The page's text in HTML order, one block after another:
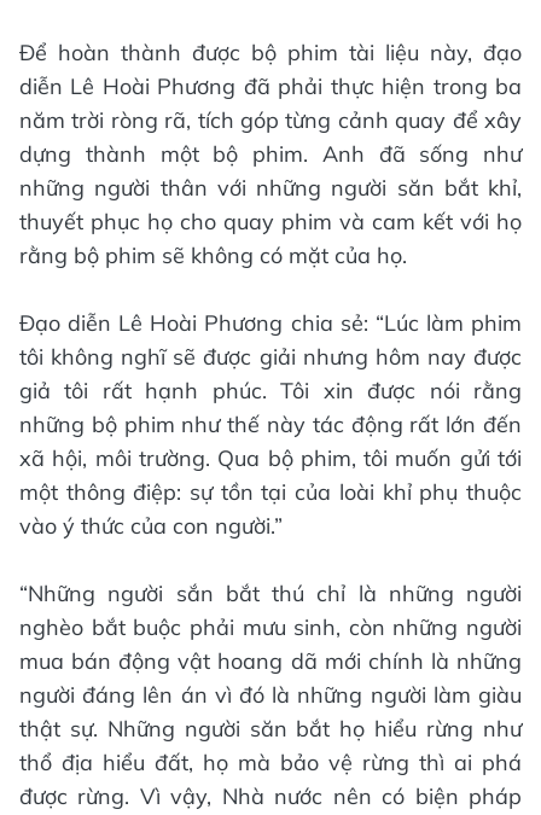
Để hoàn thành được bộ phim tài liệu này, đạo
diễn Lê Hoài Phương đã phải thực hiện trong ba
năm trời ròng rã, tích góp từng cảnh quay để xây
dựng thành một bộ phim. Anh đã sống như
những người thân với những người săn bắt khỉ,
thuyết phục họ cho quay phim và cam kết với họ
rằng bộ phim sẽ không có mặt của họ.
Đạo diễn Lê Hoài Phương chia sẻ: “Lúc làm phim
tôi không nghĩ sẽ được giải nhưng hôm nay được
giả tôi rất hạnh phúc. Tôi xin được nói rằng
những bộ phim như thế này tác động rất lớn đến
xã hội, môi trường. Qua bộ phim, tôi muốn gửi tới
một thông điệp: sự tồn tại của loài khỉ phụ thuộc
vào ý thức của con người.”
“Những người sắn bắt thú chỉ là những người
nghèo bắt buộc phải mưu sinh, còn những người
mua bán động vật hoang dã mới chính là những
người đáng lên án vì đó là những người làm giàu
thật sự. Những người săn bắt họ hiểu rừng như
thổ địa hiểu đất, họ mà bảo vệ rừng thì ai phá
được rừng. Vì vậy, Nhà nước nên có biện pháp